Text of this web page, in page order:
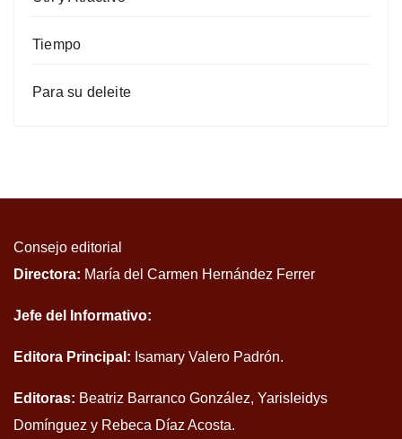
Tiempo
Para su deleite
Consejo editorial
Directora: María del Carmen Hernández Ferrer
Jefe del Informativo:
Editora Principal: Isamary Valero Padrón.
Editoras: Beatriz Barranco González, Yarisleidys
Domínguez y Rebeca Díaz Acosta.